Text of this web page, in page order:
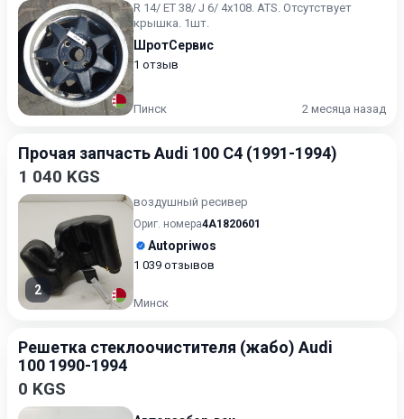
R 14/ ET 38/ J 6/ 4x108. ATS. Отсутствует
крышка. 1шт.
ШротСервис
1 отзыв
Пинск 2 месяца назад
Прочая запчасть Audi 100 C4 (1991-1994)
1 040 KGS
2
воздушный ресивер
Ориг. номера4A1820601
Autopriwos
1 039 отзывов
Минск
Решетка стеклоочистителя (жабо) Audi
100 1990-1994
0 KGS